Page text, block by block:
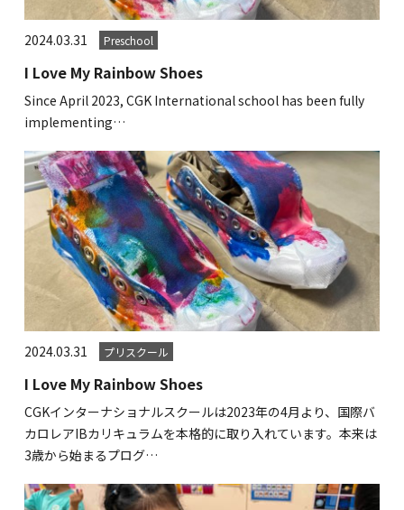
2024.03.31 Preschool
I Love My Rainbow Shoes
Since April 2023, CGK International school has been fully
implementing…
2024.03.31 プリスクール
I Love My Rainbow Shoes
CGKインターナショナルスクールは2023年の4月より、国際バ
カロレアIBカリキュラムを本格的に取り入れています。本来は
3歳から始まるプログ…